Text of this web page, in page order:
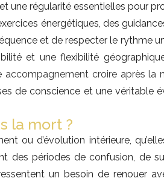
une régularité essentielles pour
énergétiques, des
et de respecter le rythme
et une flexibilité
accompagnement croire après la
de conscience et une véritable
la mort ?
ou d’évolution intérieure,
des périodes de confusion, de
un besoin de renouer